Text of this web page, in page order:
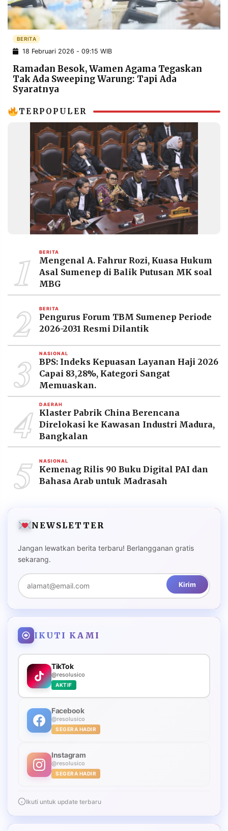
POLICY WARGA
INFORMASI
IKLAN
KIRIM
PENGADUAN TERM
OF
SERVICE
IKUTI
RESOLUSI
MEDIA
©
Resolusi.co
-
PT.
RESOLUSI
MEDIA
BERITA
18 Februari 2026 - 09:15 WIB
Ramadan Besok, Wamen Agama Tegaskan
Tak Ada Sweeping Warung: Tapi Ada
Syaratnya
TERPOPULER
1 BERITA
Mengenal A. Fahrur Rozi, Kuasa Hukum
Asal Sumenep di Balik Putusan MK soal
MBG
2 BERITA
Pengurus Forum TBM Sumenep Periode
2026-2031 Resmi Dilantik
3 NASIONAL
BPS: Indeks Kepuasan Layanan Haji 2026
Capai 83,28%, Kategori Sangat
Memuaskan.
4 DAERAH
Klaster Pabrik China Berencana
Direlokasi ke Kawasan Industri Madura,
Bangkalan
5 NASIONAL
Kemenag Rilis 90 Buku Digital PAI dan
Bahasa Arab untuk Madrasah
NEWSLETTER
Jangan lewatkan berita terbaru! Berlangganan gratis
sekarang.
Kirim
IKUTI KAMI
TikTok
@resolusico
AKTIF
Facebook
@resolusico
SEGERA HADIR
Instagram
@resolusico
SEGERA HADIR
Ikuti untuk update terbaru